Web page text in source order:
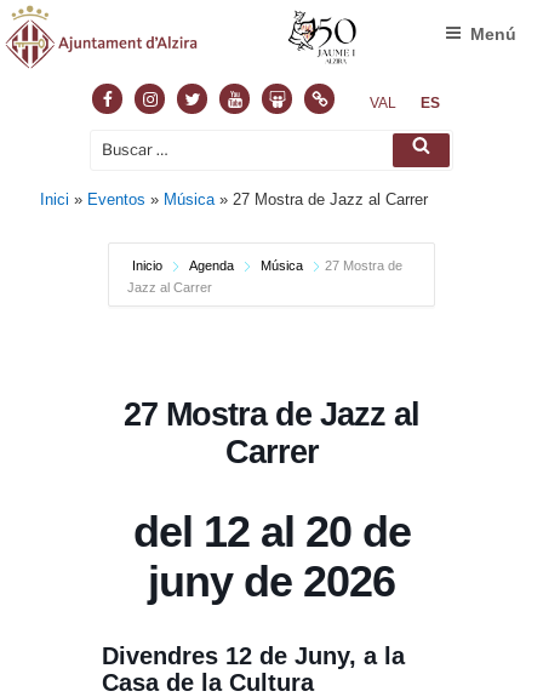
FacebookInstagram
TwitterYoutubeSlideshare
NormasVAL ES
Buscar
Buscar
Menú
Inici » Eventos » Música » 27 Mostra de Jazz al Carrer
Inicio Agenda Música
27 Mostra de
Jazz al Carrer
27 Mostra de Jazz al
Carrer
del 12 al 20 de
juny de 2026
Divendres 12 de Juny, a la
Casa de la Cultura